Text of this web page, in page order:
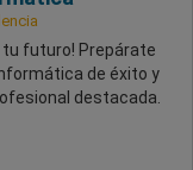
tu futuro! Prepárate
de éxito y
destacada.